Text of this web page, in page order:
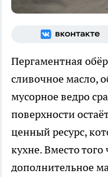
Пергаментная
сливочное масло,
мусорное ведро
поверхности
ценный ресурс,
кухне. Вместо
дополнительное